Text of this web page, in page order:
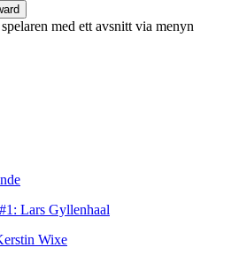
med ett avsnitt via menyn
Lars Gyllenhaal
Wixe